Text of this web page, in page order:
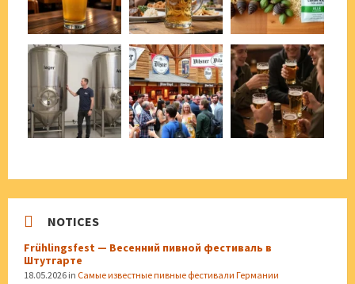
NOTICES
Frühlingsfest — Весенний пивной фестиваль в
Штутгарте
18.05.2026 in Самые известные пивные фестивали Германии